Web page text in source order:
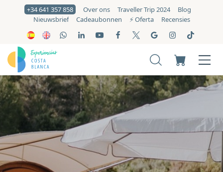
+34 641 357 858 Over ons Traveller Trip 2024
Blog
Nieuwsbrief
Cadeaubonnen ⚡️ Oferta Recensies